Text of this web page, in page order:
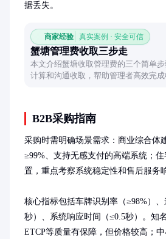
据丢失。
商家经验 真实案例 · 安全可信
蟹塘管理费收取三步走
本文介绍蟹塘收取管理费的三个简单
计算和沟通收取，帮助管理者高效完
B2B采购指南
采购时需明确场景需求：商业综合体
≥99%、支持无感支付的高端系统；
置，重点考察系统稳定性和售后服务
核心指标包括车牌识别率（≥98%）
秒）、系统响应时间（≤0.5秒）。知
ETCP等质量有保障，但价格较高；